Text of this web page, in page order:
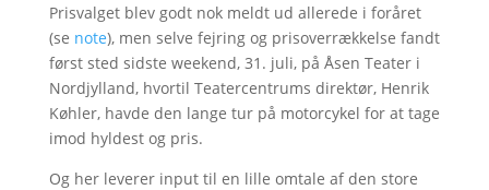
Prisvalget blev godt nok meldt ud allerede i foråret
(se note), men selve fejring og prisoverrækkelse fandt
først sted sidste weekend, 31. juli, på Åsen Teater i
Nordjylland, hvortil Teatercentrums direktør, Henrik
Køhler, havde den lange tur på motorcykel for at tage
imod hyldest og pris.
Og her leverer input til en lille omtale af den store